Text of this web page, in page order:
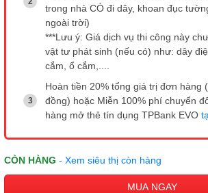
trong nhà CÓ đi dây, khoan đục
ngoài trời)
***Lưu ý: Giá dịch vụ thi công này
vật tư phát sinh (nếu có) như: dây
cắm, ổ cắm,....
Hoàn tiền 20% tổng giá trị đơn hàng
đồng) hoặc Miễn 100% phí chuyển
hàng mở thẻ tín dụng TPBank EVO
CÒN HÀNG - Xem siêu thị còn hàng
MUA NGAY